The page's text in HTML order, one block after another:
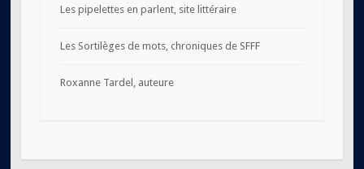
Les pipelettes en parlent, site littéraire
Les Sortilèges de mots, chroniques de SFFF
Roxanne Tardel, auteure